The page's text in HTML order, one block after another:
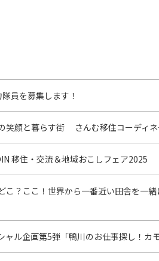
員を募集します！
笑顔と暮らす街 さんむ移住コーディネ
移住・交流＆地域おこしフェア2025
こ？ここ！世界から一番近い田舎を一
ャル企画第5弾「鴨川のお仕事探し！カ